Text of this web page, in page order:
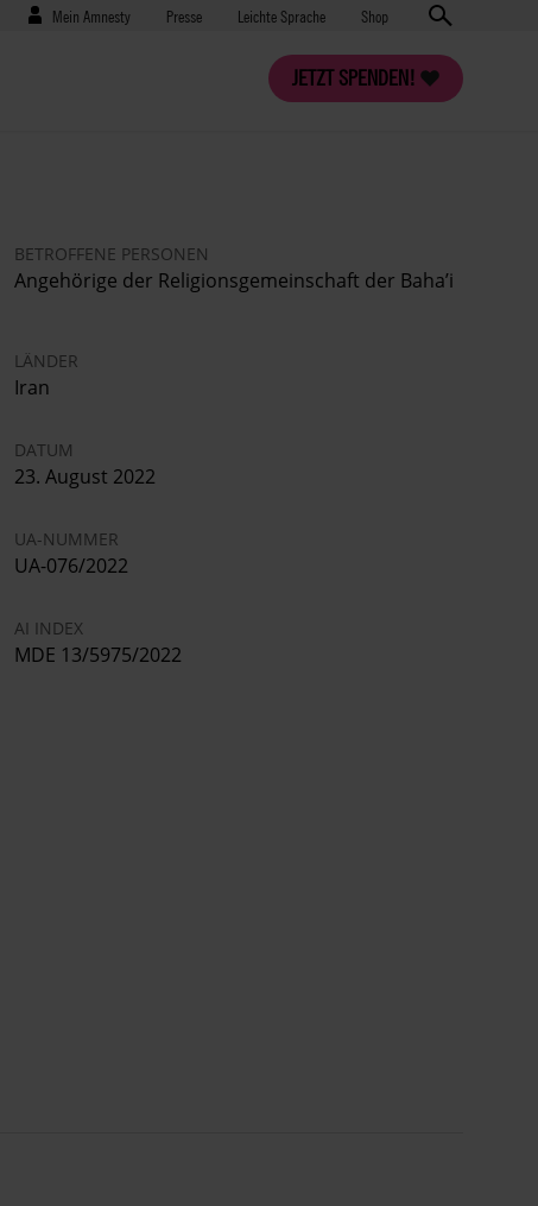
Benutzermenü
Mein Amnesty Presse
Presse Leichte Sprache Shop
JETZT SPENDEN!
BETROFFENE PERSONEN
Angehörige der Religionsgemeinschaft der Baha’i
LÄNDER
Iran
DATUM
23. August 2022
UA-NUMMER
UA-076/2022
AI INDEX
MDE 13/5975/2022